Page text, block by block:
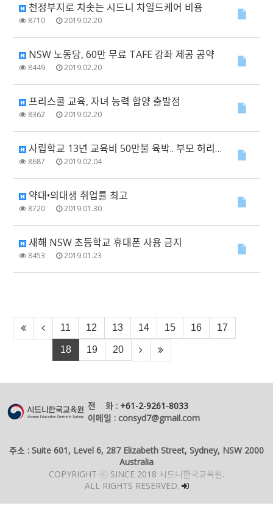
천정부지로 치솟는 시드니 차일드케어 비용
8710 2019.02.20
NSW 노동당, 60만 무료 TAFE 강좌 제공 공약
8449 2019.02.20
프리스쿨 교육, 자녀 능력 함양 출발점
8362 2019.02.20
사립학교 13년 교육비 50만불 육박.. 부모 허리 휜다
8687 2019.02.04
약대•의대생 취업률 최고
8720 2019.01.30
새해 NSW 초등학교 휴대폰 사용 금지
8453 2019.01.23
11 12 13 14 15 16 17
18 19 20
전 화 : +61-2-9261-8033
이메일 : consyd7@gmail.com
주소 : Suite 601, Level 6, 287 Elizabeth Street, Sydney, NSW 2000
Australia
COPYRIGHT ⓒ SINCE 2018 시드니한국교육원.
ALL RIGHTS RESERVED.